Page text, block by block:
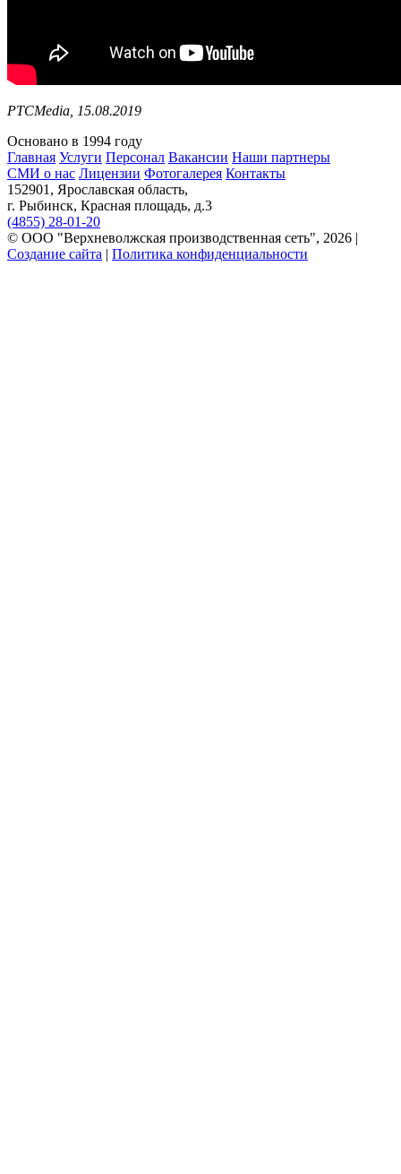
РТСMedia, 15.08.2019
Основано в 1994 году
Главная Услуги Персонал Вакансии Наши партнеры
СМИ о нас Лицензии Фотогалерея Контакты
152901, Ярославская область,
г. Рыбинск, Красная площадь, д.3
(4855) 28-01-20
© ООО "Верхневолжская производственная сеть", 2026 |
Создание сайта | Политика конфиденциальности